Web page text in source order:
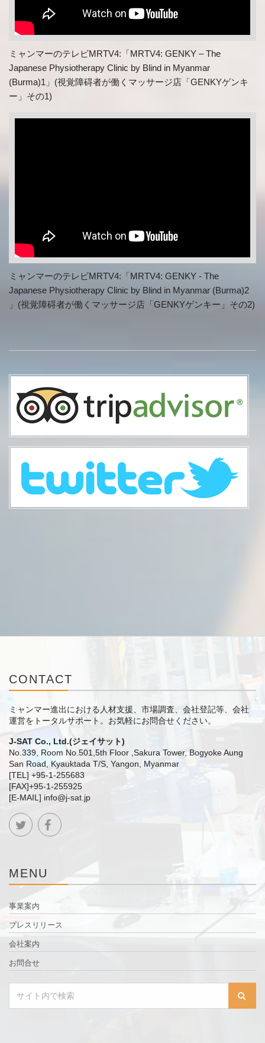
ミャンマーのテレビMRTV4:「MRTV4: GENKY – The
Japanese Physiotherapy Clinic by Blind in Myanmar
(Burma)1」(視覚障碍者が働くマッサージ店「GENKYゲンキ
ー」その1)
ミャンマーのテレビMRTV4:「MRTV4: GENKY - The
Japanese Physiotherapy Clinic by Blind in Myanmar (Burma)2
」(視覚障碍者が働くマッサージ店「GENKYゲンキー」その2)
CONTACT
ミャンマー進出における人材支援、市場調査、会社登記等、会社
運営をトータルサポート。 お気軽にお問合せください。
J-SAT Co., Ltd.(ジェイサット)
No.339, Room No.501,5th Floor ,Sakura Tower, Bogyoke Aung
San Road, Kyauktada T/S, Yangon, Myanmar
[TEL] +95-1-255683
[FAX]+95-1-255925
[E-MAIL] info@j-sat.jp
MENU
事業案内
プレスリリース
会社案内
お問合せ